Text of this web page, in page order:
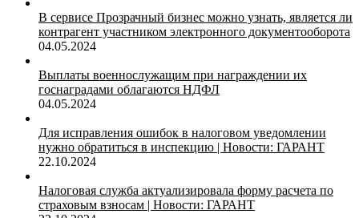
В сервисе Прозрачный бизнес можно узнать, является ли
контрагент участником электронного документооборота
04.05.2024
Выплаты военнослужащим при награждении их
госнаградами облагаются НДФЛ
04.05.2024
Для исправления ошибок в налоговом уведомлении
нужно обратиться в инспекцию | Новости: ГАРАНТ
22.10.2024
Налоговая служба актуализировала форму расчета по
страховым взносам | Новости: ГАРАНТ